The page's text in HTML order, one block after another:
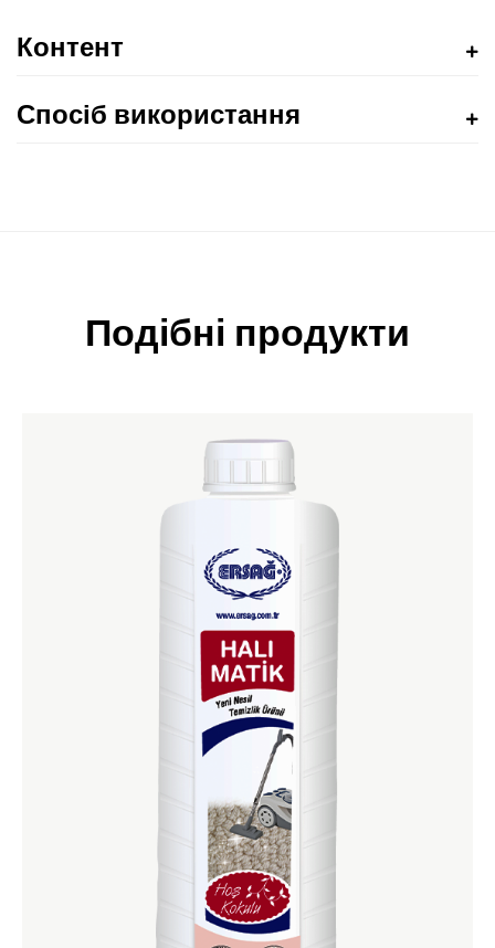
Контент
Спосіб використання
Подібні продукти